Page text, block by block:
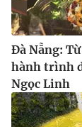
Đà Nẵng:
hành trình
Ngọc Linh